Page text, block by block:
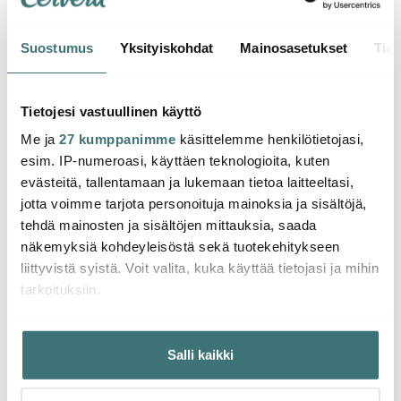
Suostumus Yksityiskohdat Mainosasetukset
Tietojesi vastuullinen käyttö
Me ja 27 kumppanimme käsittelemme henkilötietojasi,
esim. IP-numeroasi, käyttäen teknologioita, kuten
evästeitä, tallentamaan ja lukemaan tietoa laitteeltasi,
jotta voimme tarjota personoituja mainoksia ja sisältöjä,
tehdä mainosten ja sisältöjen mittauksia, saada
näkemyksiä kohdeyleisöstä sekä tuotekehitykseen
liittyvistä syistä. Voit valita, kuka käyttää tietojasi ja mihin
tarkoituksiin.
Jos sallit, haluamme myös tehdä seuraavia:
Kerätä tietoja maantieteellisestä sijainnistasi,
mahdollisesti muutaman metrin tarkkuudella
Salli kaikki
Global
Kuorimaveitsi 9 cm
60.80 € 87.00 €
Saatavilla
kynsisakset 10 cm
14.31 € 20.00 €
Saatavilla
Saatat pitää myös näistä